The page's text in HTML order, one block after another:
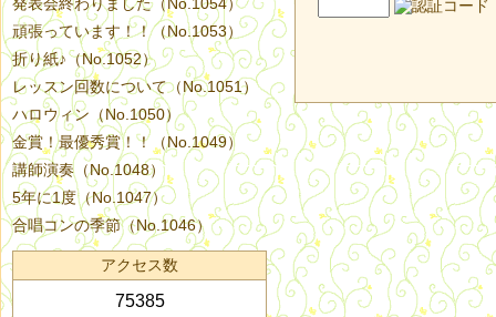
頑張っています！！（No.1053）
折り紙♪（No.1052）
レッスン回数について（No.1051）
ハロウィン（No.1050）
金賞！最優秀賞！！（No.1049）
講師演奏（No.1048）
5年に1度（No.1047）
合唱コンの季節（No.1046）
アクセス数
75385